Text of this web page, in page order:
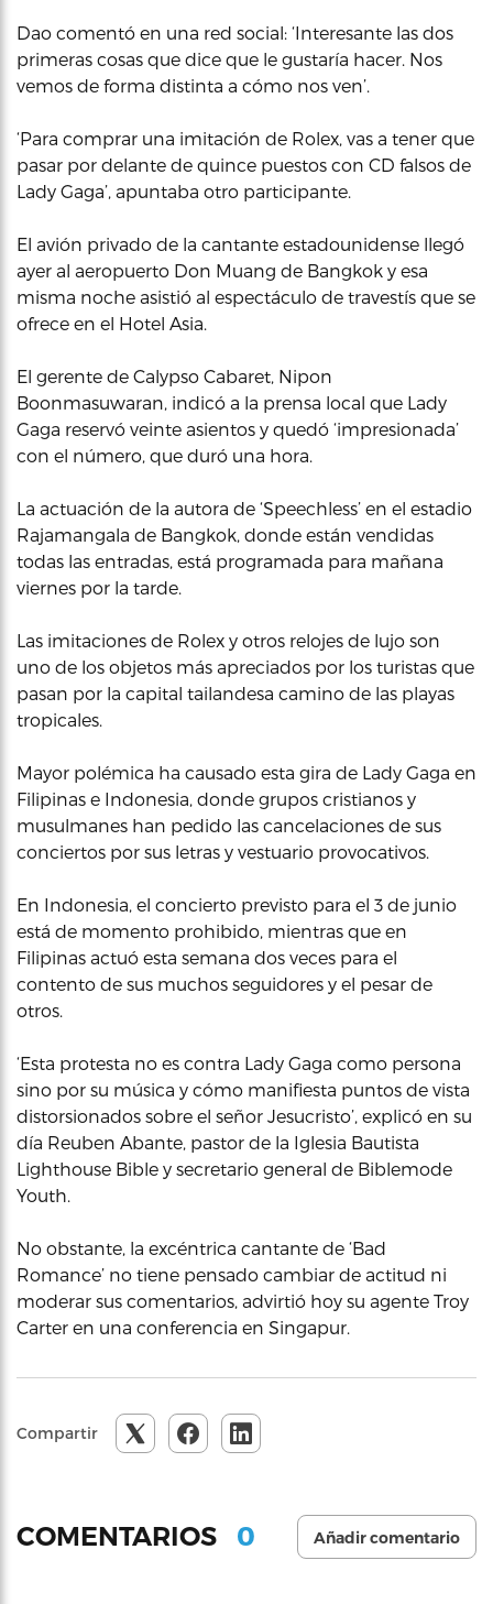
Dao comentó en una red social: ‘Interesante las dos
primeras cosas que dice que le gustaría hacer. Nos
vemos de forma distinta a cómo nos ven’.
‘Para comprar una imitación de Rolex, vas a tener que
pasar por delante de quince puestos con CD falsos de
Lady Gaga’, apuntaba otro participante.
El avión privado de la cantante estadounidense llegó
ayer al aeropuerto Don Muang de Bangkok y esa
misma noche asistió al espectáculo de travestís que se
ofrece en el Hotel Asia.
El gerente de Calypso Cabaret, Nipon
Boonmasuwaran, indicó a la prensa local que Lady
Gaga reservó veinte asientos y quedó ‘impresionada’
con el número, que duró una hora.
La actuación de la autora de ‘Speechless’ en el estadio
Rajamangala de Bangkok, donde están vendidas
todas las entradas, está programada para mañana
viernes por la tarde.
Las imitaciones de Rolex y otros relojes de lujo son
uno de los objetos más apreciados por los turistas que
pasan por la capital tailandesa camino de las playas
tropicales.
Mayor polémica ha causado esta gira de Lady Gaga en
Filipinas e Indonesia, donde grupos cristianos y
musulmanes han pedido las cancelaciones de sus
conciertos por sus letras y vestuario provocativos.
En Indonesia, el concierto previsto para el 3 de junio
está de momento prohibido, mientras que en
Filipinas actuó esta semana dos veces para el
contento de sus muchos seguidores y el pesar de
otros.
‘Esta protesta no es contra Lady Gaga como persona
sino por su música y cómo manifiesta puntos de vista
distorsionados sobre el señor Jesucristo’, explicó en su
día Reuben Abante, pastor de la Iglesia Bautista
Lighthouse Bible y secretario general de Biblemode
Youth.
No obstante, la excéntrica cantante de ‘Bad
Romance’ no tiene pensado cambiar de actitud ni
moderar sus comentarios, advirtió hoy su agente Troy
Carter en una conferencia en Singapur.
Compartir
COMENTARIOS 0 Añadir comentario